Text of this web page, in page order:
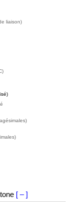
liaison)
[ – ]